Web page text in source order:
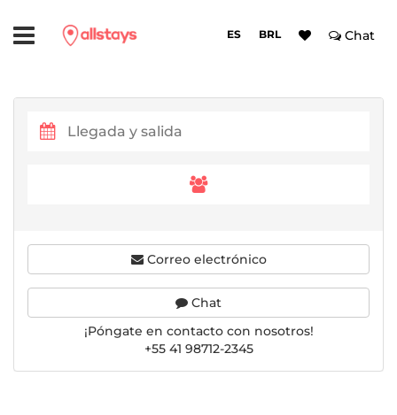
ES BRL Chat
Correo electrónico
Chat
¡Póngate en contacto con nosotros!
+55 41 98712-2345